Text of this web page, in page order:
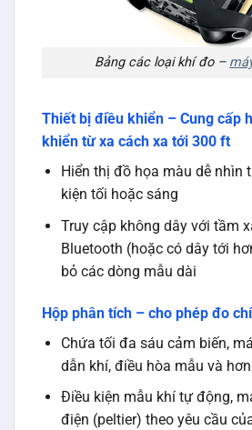
Bảng các loại khí đo –
Thiết bị điều khiển – Cung cấp
khiển từ xa cách xa tới 300 ft
Hiển thị đồ họa màu dễ nhìn
kiện tối hoặc sáng
Truy cập không dây với tầm
Bluetooth (hoặc có dây tới
bỏ các dòng mẫu dài
Hộp phân tích – cho phép đo
Chứa tối đa sáu cảm biến,
dẫn khí, điều hòa mẫu và
Điều kiện mẫu khí tự động,
điện (peltier) theo yêu cầu